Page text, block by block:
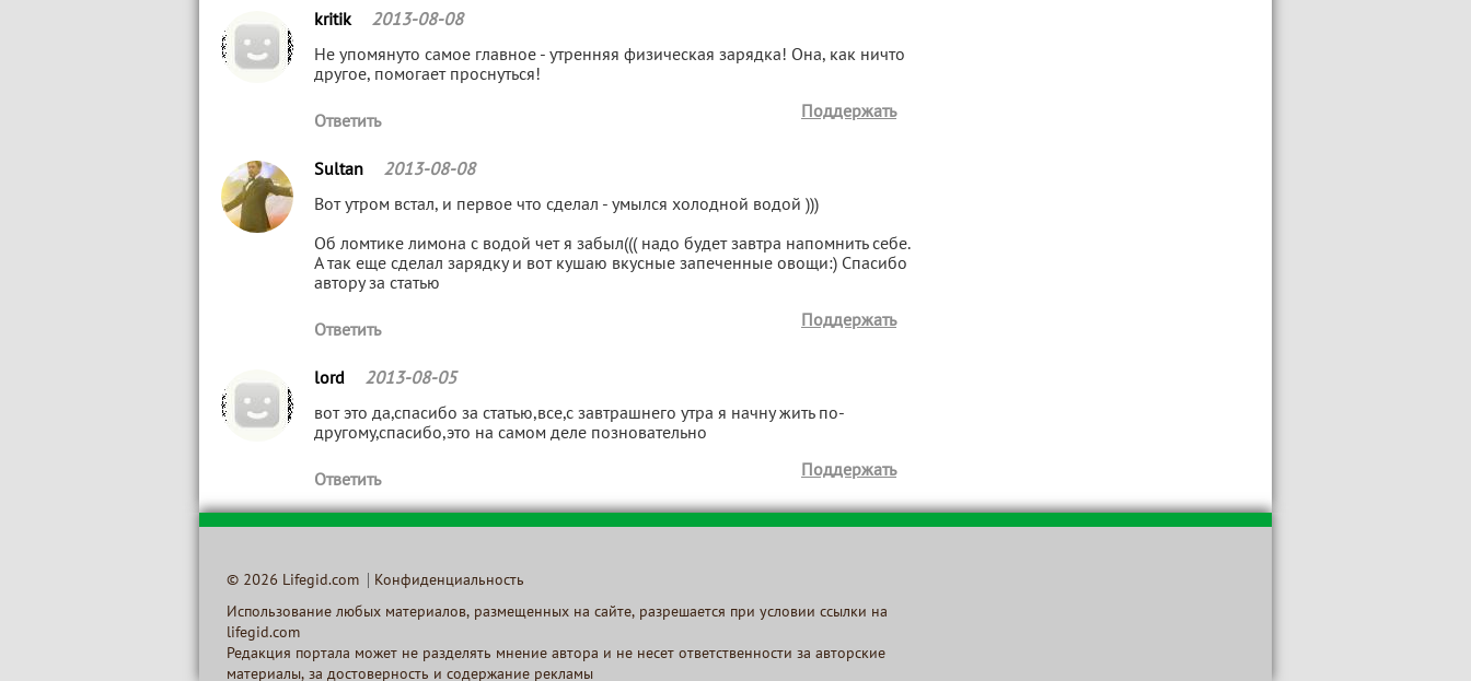
kritik 2013-08-08
Не упомянуто самое главное - утренняя физическая зарядка! Она, как ничто
другое, помогает проснуться!
Ответить
Поддержать
Sultan 2013-08-08
Вот утром встал, и первое что сделал - умылся холодной водой )))
Об ломтике лимона с водой чет я забыл((( надо будет завтра напомнить себе.
А так еще сделал зарядку и вот кушаю вкусные запеченные овощи:) Спасибо
автору за статью
Ответить
Поддержать
lord 2013-08-05
вот это да,спасибо за статью,все,с завтрашнего утра я начну жить по-
другому,спасибо,это на самом деле позновательно
Ответить
Поддержать
© 2026 Lifegid.com Конфиденциальность
Использование любых материалов, размещенных на сайте, разрешается при условии ссылки на
lifegid.com
Редакция портала может не разделять мнение автора и не несет ответственности за авторские
материалы, за достоверность и содержание рекламы